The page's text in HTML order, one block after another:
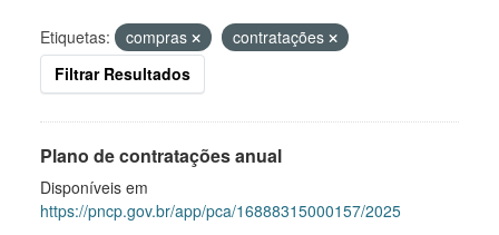
Etiquetas: compras
contratações
Filtrar Resultados
Plano de contratações anual
Disponíveis em
https://pncp.gov.br/app/pca/16888315000157/2025